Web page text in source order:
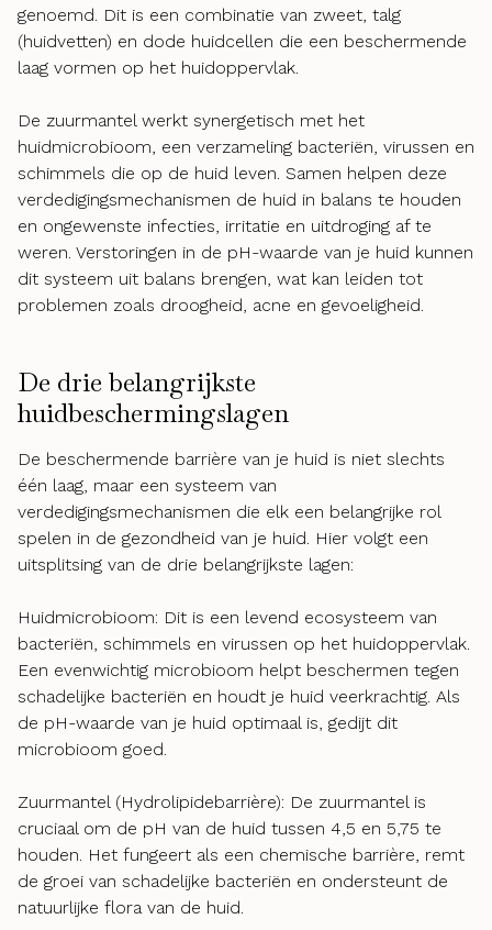
genoemd. Dit is een combinatie van zweet, talg
(huidvetten) en dode huidcellen die een beschermende
laag vormen op het huidoppervlak.
De zuurmantel werkt synergetisch met het
huidmicrobioom, een verzameling bacteriën, virussen en
schimmels die op de huid leven. Samen helpen deze
verdedigingsmechanismen de huid in balans te houden
en ongewenste infecties, irritatie en uitdroging af te
weren. Verstoringen in de pH-waarde van je huid kunnen
dit systeem uit balans brengen, wat kan leiden tot
problemen zoals droogheid, acne en gevoeligheid.
De drie belangrijkste
huidbeschermingslagen
De beschermende barrière van je huid is niet slechts
één laag, maar een systeem van
verdedigingsmechanismen die elk een belangrijke rol
spelen in de gezondheid van je huid. Hier volgt een
uitsplitsing van de drie belangrijkste lagen:
Huidmicrobioom: Dit is een levend ecosysteem van
bacteriën, schimmels en virussen op het huidoppervlak.
Een evenwichtig microbioom helpt beschermen tegen
schadelijke bacteriën en houdt je huid veerkrachtig. Als
de pH-waarde van je huid optimaal is, gedijt dit
microbioom goed.
Zuurmantel (Hydrolipidebarrière): De zuurmantel is
cruciaal om de pH van de huid tussen 4,5 en 5,75 te
houden. Het fungeert als een chemische barrière, remt
de groei van schadelijke bacteriën en ondersteunt de
natuurlijke flora van de huid.